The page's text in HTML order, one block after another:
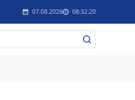
07.08.2026 08:32:20